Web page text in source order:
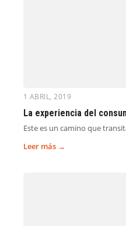
1 ABRIL, 2019
La experiencia del
Este es un camino que
Leer más →